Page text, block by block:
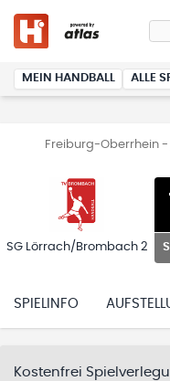
MEIN HANDBALL ALLE
Freiburg-Oberrhein
SG Lörrach/Brombach 2
SPIELINFO
Kostenfrei